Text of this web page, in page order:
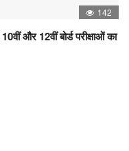
142
और 12वीं बोर्ड परीक्षाओं का